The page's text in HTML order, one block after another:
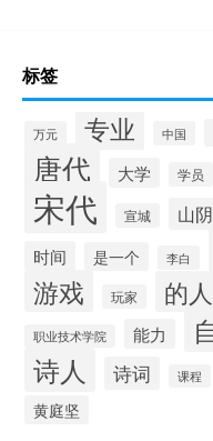
标签
万元 专业 中国
唐代 大学 学员
宋代 宣城 山阴
时间 是一个 李白
游戏 玩家 的人
职业技术学院 能力
诗人 诗词 课程
黄庭坚